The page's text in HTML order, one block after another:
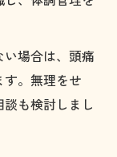
候の関係性
影響を解説
外な作用
と備え方
場合は、頭痛
。無理をせ
も検討しまし